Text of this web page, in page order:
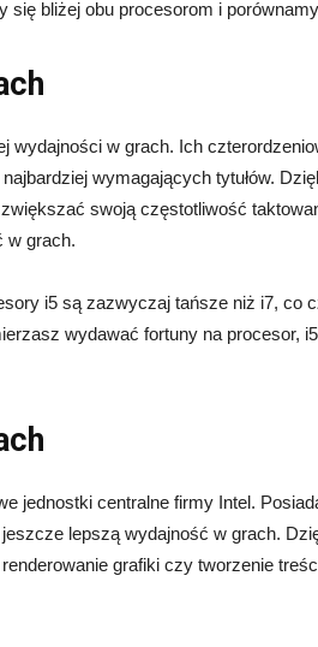
się bliżej obu procesorom i
wydajności w grach. Ich
najbardziej wymagających tytułów.
swoją częstotliwość
w grach.
i5 są zazwyczaj tańsze niż i7, co
wydawać fortuny na procesor,
jednostki centralne firmy Intel.
lepszą wydajność w grach.
grafiki czy tworzenie